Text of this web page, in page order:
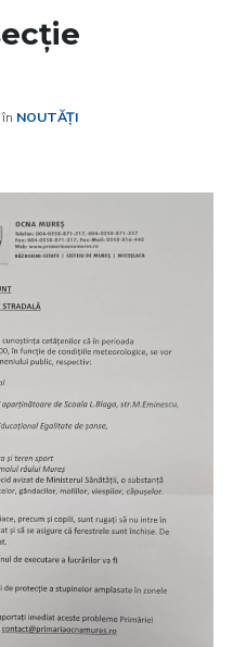
în NOUTĂȚI